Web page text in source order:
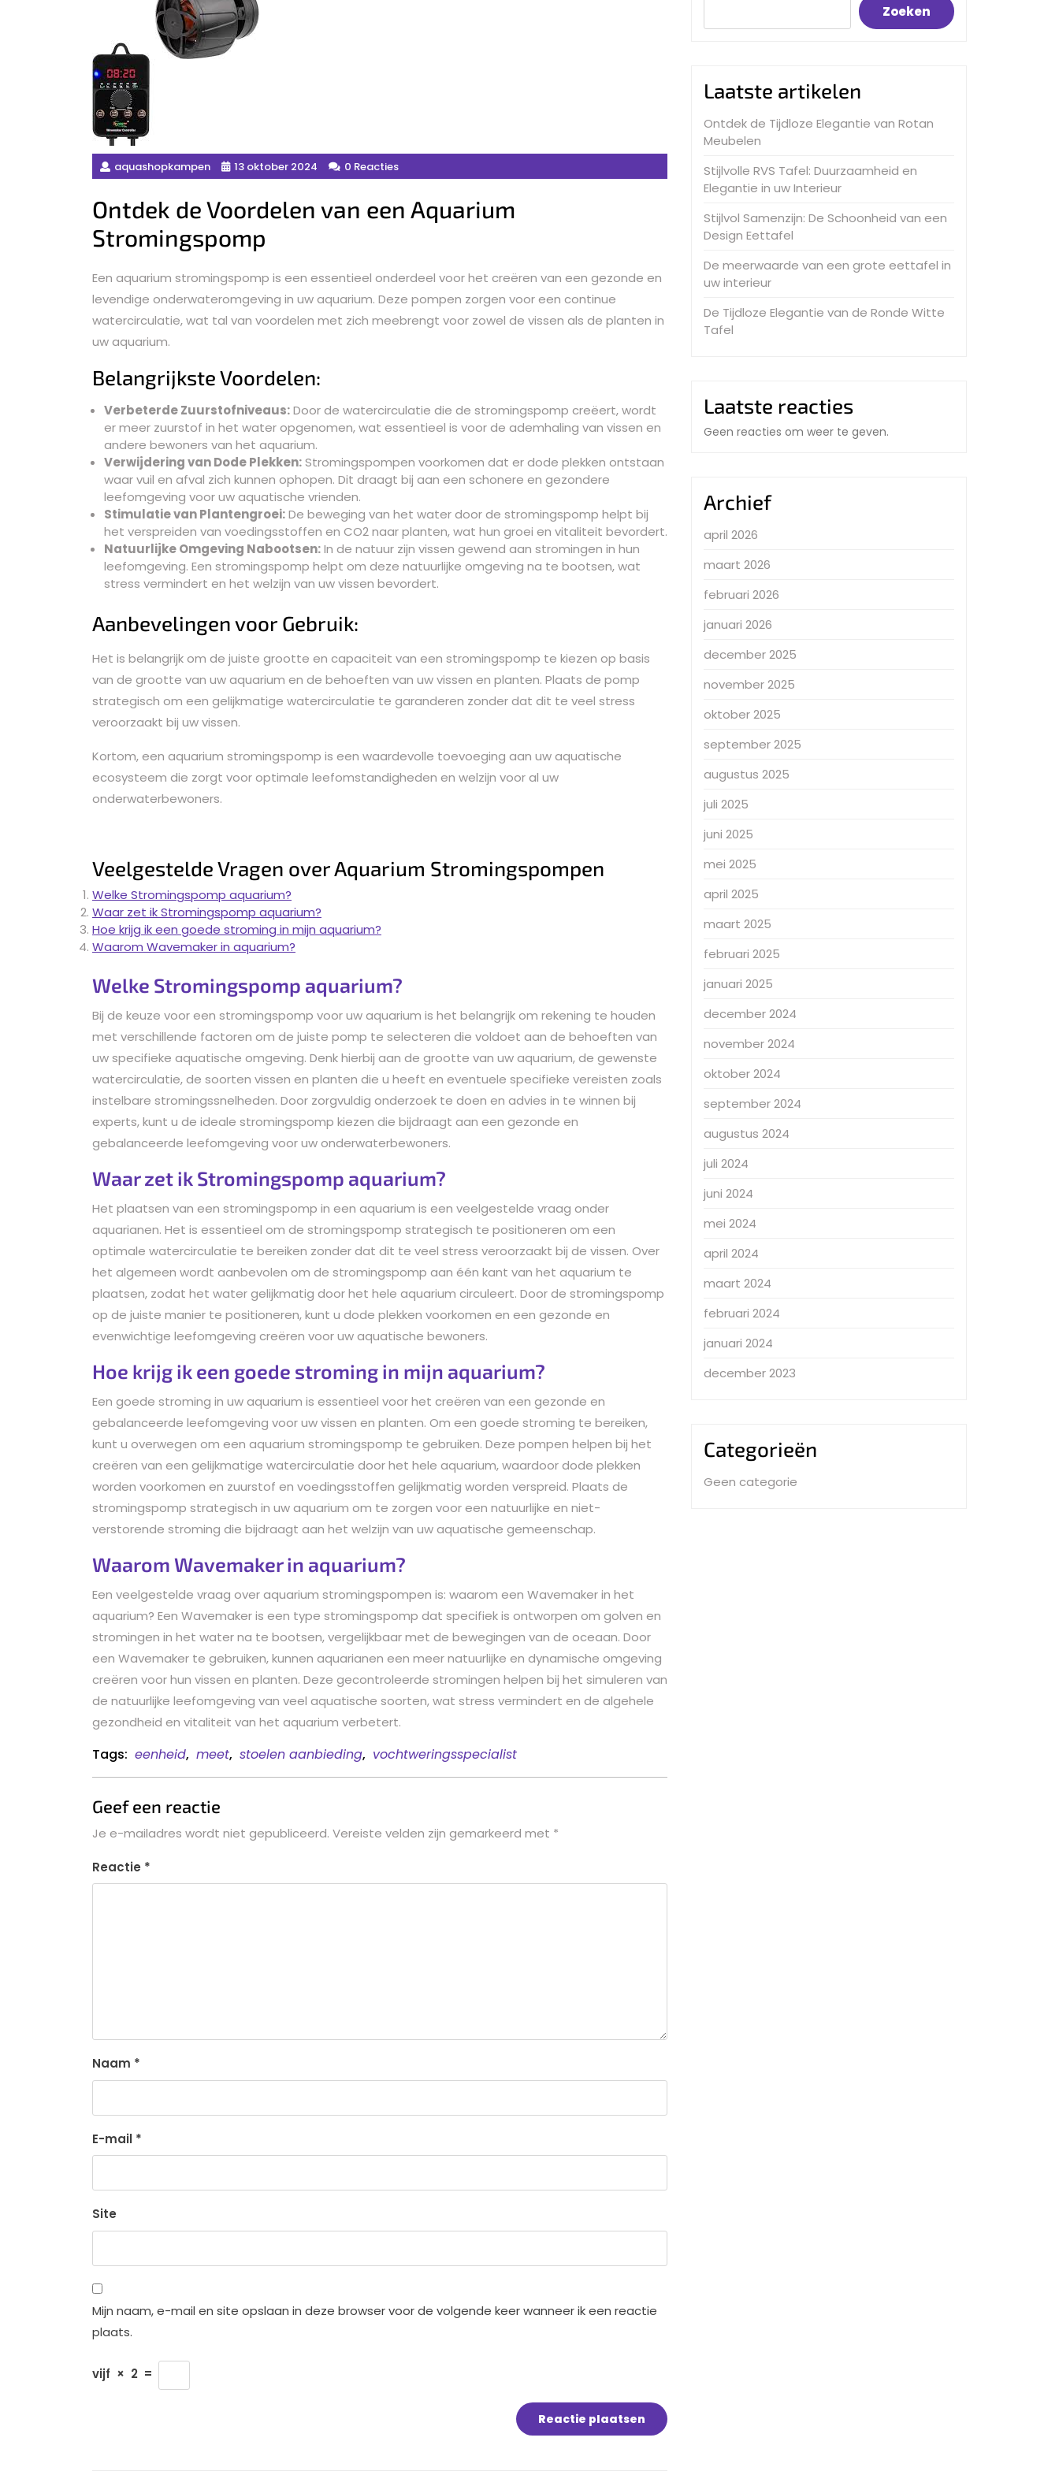
aquashopkampen 13 oktober 2024 0 Reacties
Ontdek de Voordelen van een Aquarium
Stromingspomp
Een aquarium stromingspomp is een essentieel onderdeel voor het creëren van een gezonde en
levendige onderwateromgeving in uw aquarium. Deze pompen zorgen voor een continue
watercirculatie, wat tal van voordelen met zich meebrengt voor zowel de vissen als de planten in
uw aquarium.
Belangrijkste Voordelen:
Verbeterde Zuurstofniveaus:Door de watercirculatie die de stromingspomp creëert, wordt
er meer zuurstof in het water opgenomen, wat essentieel is voor de ademhaling van vissen en
andere bewoners van het aquarium.
Verwijdering van Dode Plekken:Stromingspompen voorkomen dat er dode plekken ontstaan
waar vuil en afval zich kunnen ophopen. Dit draagt bij aan een schonere en gezondere
leefomgeving voor uw aquatische vrienden.
Stimulatie van Plantengroei:De beweging van het water door de stromingspomp helpt bij
het verspreiden van voedingsstoffen en CO2 naar planten, wat hun groei en vitaliteit bevordert.
Natuurlijke Omgeving Nabootsen:In de natuur zijn vissen gewend aan stromingen in hun
leefomgeving. Een stromingspomp helpt om deze natuurlijke omgeving na te bootsen, wat
stress vermindert en het welzijn van uw vissen bevordert.
Aanbevelingen voor Gebruik:
Het is belangrijk om de juiste grootte en capaciteit van een stromingspomp te kiezen op basis
van de grootte van uw aquarium en de behoeften van uw vissen en planten. Plaats de pomp
strategisch om een gelijkmatige watercirculatie te garanderen zonder dat dit te veel stress
veroorzaakt bij uw vissen.
Kortom, een aquarium stromingspomp is een waardevolle toevoeging aan uw aquatische
ecosysteem die zorgt voor optimale leefomstandigheden en welzijn voor al uw
onderwaterbewoners.
Veelgestelde Vragen over Aquarium Stromingspompen
Welke Stromingspomp aquarium?
Waar zet ik Stromingspomp aquarium?
Hoe krijg ik een goede stroming in mijn aquarium?
Waarom Wavemaker in aquarium?
Welke Stromingspomp aquarium?
Bij de keuze voor een stromingspomp voor uw aquarium is het belangrijk om rekening te houden
met verschillende factoren om de juiste pomp te selecteren die voldoet aan de behoeften van
uw specifieke aquatische omgeving. Denk hierbij aan de grootte van uw aquarium, de gewenste
watercirculatie, de soorten vissen en planten die u heeft en eventuele specifieke vereisten zoals
instelbare stromingssnelheden. Door zorgvuldig onderzoek te doen en advies in te winnen bij
experts, kunt u de ideale stromingspomp kiezen die bijdraagt aan een gezonde en
gebalanceerde leefomgeving voor uw onderwaterbewoners.
Waar zet ik Stromingspomp aquarium?
Het plaatsen van een stromingspomp in een aquarium is een veelgestelde vraag onder
aquarianen. Het is essentieel om de stromingspomp strategisch te positioneren om een
optimale watercirculatie te bereiken zonder dat dit te veel stress veroorzaakt bij de vissen. Over
het algemeen wordt aanbevolen om de stromingspomp aan één kant van het aquarium te
plaatsen, zodat het water gelijkmatig door het hele aquarium circuleert. Door de stromingspomp
op de juiste manier te positioneren, kunt u dode plekken voorkomen en een gezonde en
evenwichtige leefomgeving creëren voor uw aquatische bewoners.
Hoe krijg ik een goede stroming in mijn aquarium?
Een goede stroming in uw aquarium is essentieel voor het creëren van een gezonde en
gebalanceerde leefomgeving voor uw vissen en planten. Om een goede stroming te bereiken,
kunt u overwegen om een aquarium stromingspomp te gebruiken. Deze pompen helpen bij het
creëren van een gelijkmatige watercirculatie door het hele aquarium, waardoor dode plekken
worden voorkomen en zuurstof en voedingsstoffen gelijkmatig worden verspreid. Plaats de
stromingspomp strategisch in uw aquarium om te zorgen voor een natuurlijke en niet-
verstorende stroming die bijdraagt aan het welzijn van uw aquatische gemeenschap.
Waarom Wavemaker in aquarium?
Een veelgestelde vraag over aquarium stromingspompen is: waarom een Wavemaker in het
aquarium? Een Wavemaker is een type stromingspomp dat specifiek is ontworpen om golven en
stromingen in het water na te bootsen, vergelijkbaar met de bewegingen van de oceaan. Door
een Wavemaker te gebruiken, kunnen aquarianen een meer natuurlijke en dynamische omgeving
creëren voor hun vissen en planten. Deze gecontroleerde stromingen helpen bij het simuleren van
de natuurlijke leefomgeving van veel aquatische soorten, wat stress vermindert en de algehele
gezondheid en vitaliteit van het aquarium verbetert.
Tags: eenheid, meet, stoelen aanbieding, vochtweringsspecialist
Geef een reactie
Je e-mailadres wordt niet gepubliceerd. Vereiste velden zijn gemarkeerd met *
Reactie *
Naam *
E-mail *
Site
Mijn naam, e-mail en site opslaan in deze browser voor de volgende keer wanneer ik een reactie
plaats.
vijf × 2 =
Zoeken
Laatste artikelen
Ontdek de Tijdloze Elegantie van Rotan
Meubelen
Stijlvolle RVS Tafel: Duurzaamheid en
Elegantie in uw Interieur
Stijlvol Samenzijn: De Schoonheid van een
Design Eettafel
De meerwaarde van een grote eettafel in
uw interieur
De Tijdloze Elegantie van de Ronde Witte
Tafel
Laatste reacties
Geen reacties om weer te geven.
Archief
april 2026
maart 2026
februari 2026
januari 2026
december 2025
november 2025
oktober 2025
september 2025
augustus 2025
juli 2025
juni 2025
mei 2025
april 2025
maart 2025
februari 2025
januari 2025
december 2024
november 2024
oktober 2024
september 2024
augustus 2024
juli 2024
juni 2024
mei 2024
april 2024
maart 2024
februari 2024
januari 2024
december 2023
Categorieën
Geen categorie